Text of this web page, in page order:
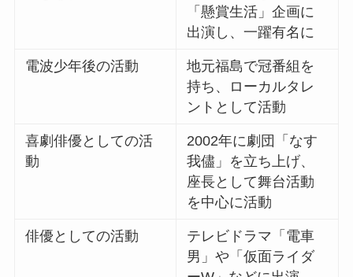
「懸賞生活」企画に
出演し、一躍有名に
電波少年後の活動
地元福島で冠番組を
持ち、ローカルタレ
ントとして活動
喜劇俳優としての活
動
2002年に劇団「なす
我儘」を立ち上げ、
座長として舞台活動
を中心に活動
俳優としての活動
テレビドラマ「電車
男」や「仮面ライダ